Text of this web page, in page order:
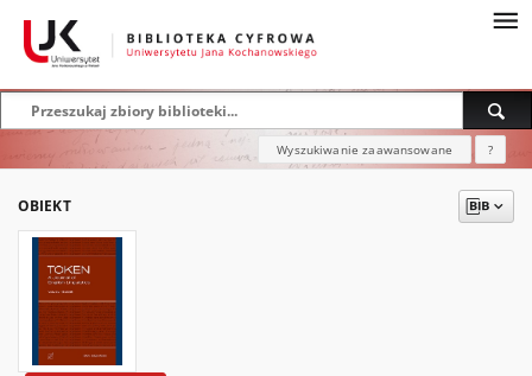
Wyszukiwanie zaawansowane ?
OBIEKT